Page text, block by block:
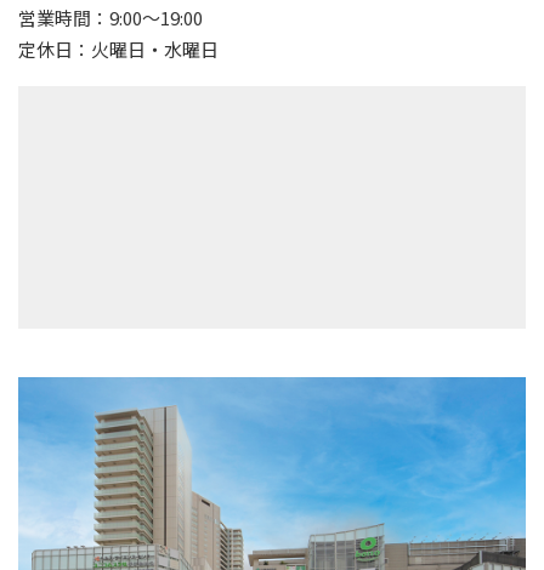
営業時間：9:00～19:00
定休日：火曜日・水曜日